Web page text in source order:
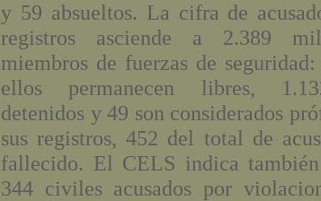
y 59 absueltos. La cifra de
registros asciende a 2.389
miembros de fuerzas de
ellos permanecen libres,
detenidos y 49 son considerados
sus registros, 452 del total de
fallecido. El CELS indica
344 civiles acusados por